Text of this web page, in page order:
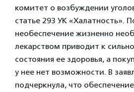
комитет о возбуждении
статье 293 УК «Халатность».
необеспечение жизненно
лекарством приводит к
состояния ее здоровья, а
у нее нет возможности. В
подчеркнула, что